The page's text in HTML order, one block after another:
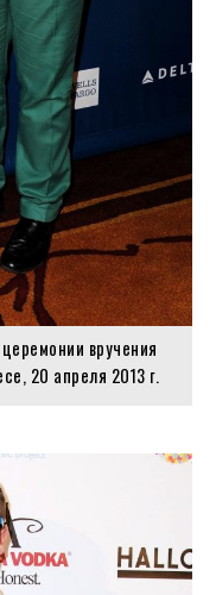
вручения
20 апреля 2013 г.